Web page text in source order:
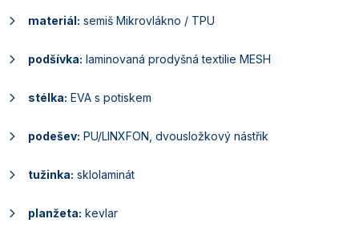
materiál: semiš Mikrovlákno / TPU
podšívka: laminovaná prodyšná textilie MESH
stélka: EVA s potiskem
podešev: PU/LINXFON, dvousložkový nástřik
tužinka: sklolaminát
planžeta: kevlar